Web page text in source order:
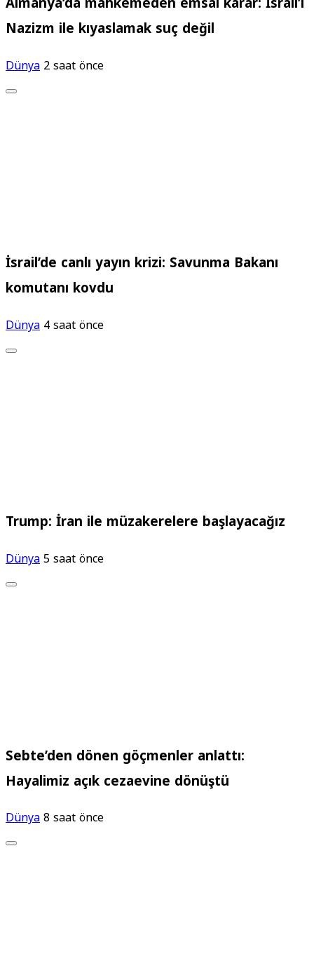
Nazizm ile kıyaslamak suç değil
Dünya2 saat önce
İsrail’de canlı yayın krizi: Savunma Bakanı
komutanı kovdu
Dünya4 saat önce
Trump: İran ile müzakerelere başlayacağız
Dünya5 saat önce
Sebte’den dönen göçmenler anlattı:
Hayalimiz açık cezaevine dönüştü
Dünya8 saat önce